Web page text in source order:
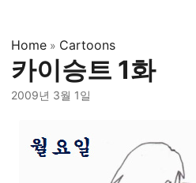
Home » Cartoons
카이승트 1화
2009년 3월 1일